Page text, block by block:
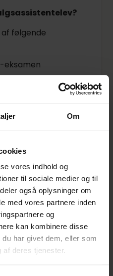
Om
vores indhold og
til sociale medier og til
også oplysninger om
med vores partnere inden
og
kan kombinere disse
har givet dem, eller som
af deres tjenester.
følgende
eksamen
HF-eksamen eller
med 5-ugers
og tror på
Du udvikler dig
resultater,
og er en
blandt
bedste
bringe føtex i front
detailvarehus.